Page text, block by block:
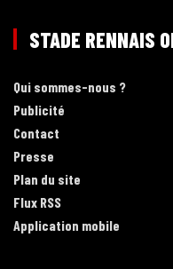
STADE RENNAIS
Qui sommes-nous ?
Publicité
Contact
Presse
Plan du site
Flux RSS
Application mobile